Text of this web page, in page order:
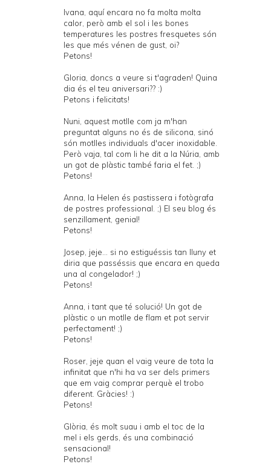
Ivana, aquí encara no fa molta molta
calor, però amb el sol i les bones
temperatures les postres fresquetes són
les que més vénen de gust, oi?
Petons!
Gloria, doncs a veure si t'agraden! Quina
dia és el teu aniversari?? :)
Petons i felicitats!
Nuni, aquest motlle com ja m'han
preguntat alguns no és de silicona, sinó
són motlles individuals d'acer inoxidable.
Però vaja, tal com li he dit a la Núria, amb
un got de plàstic també faria el fet. ;)
Petons!
Anna, la Helen és pastissera i fotògrafa
de postres professional. ;) El seu blog és
senzillament, genial!
Petons!
Josep, jeje... si no estiguéssis tan lluny et
diria que passéssis que encara en queda
una al congelador! ;)
Petons!
Anna, i tant que té solució! Un got de
plàstic o un motlle de flam et pot servir
perfectament! ;)
Petons!
Roser, jeje quan el vaig veure de tota la
infinitat que n'hi ha va ser dels primers
que em vaig comprar perquè el trobo
diferent. Gràcies! :)
Petons!
Glòria, és molt suau i amb el toc de la
mel i els gerds, és una combinació
sensacional!
Petons!